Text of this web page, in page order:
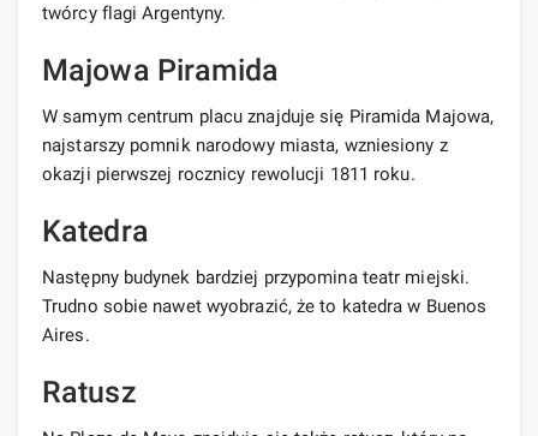
twórcy flagi Argentyny.
Majowa Piramida
W samym centrum placu znajduje się Piramida Majowa,
najstarszy pomnik narodowy miasta, wzniesiony z
okazji pierwszej rocznicy rewolucji 1811 roku.
Katedra
Następny budynek bardziej przypomina teatr miejski.
Trudno sobie nawet wyobrazić, że to katedra w Buenos
Aires.
Ratusz